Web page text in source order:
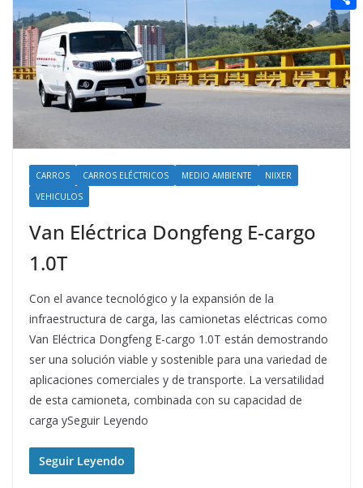
CARROS CARROS ELÉCTRICOS MEDIO AMBIENTE
NIIXER
VEHICULOS
Van Eléctrica Dongfeng E-cargo
1.0T
Con el avance tecnológico y la expansión de la
infraestructura de carga, las camionetas eléctricas como
Van Eléctrica Dongfeng E-cargo 1.0T están demostrando
ser una solución viable y sostenible para una variedad de
aplicaciones comerciales y de transporte. La versatilidad
de esta camioneta, combinada con su capacidad de
carga ySeguir Leyendo
Seguir Leyendo
n
g
e
r
e
r
e
r
e
t
a
i
l
e
d
d
i
C
o
m
p
a
r